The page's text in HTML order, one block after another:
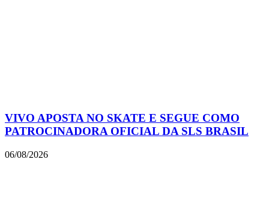
VIVO APOSTA NO SKATE E SEGUE COMO
PATROCINADORA OFICIAL DA SLS BRASIL
06/08/2026